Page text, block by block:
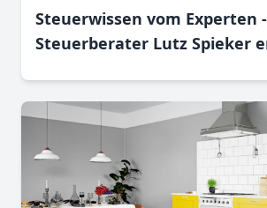
Steuerwissen vom Experten -
Steuerberater Lutz Spieker